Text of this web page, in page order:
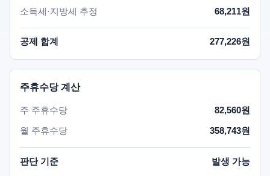
소득세·지방세 추정 68,211원
공제 합계 277,226원
주휴수당 계산
주 주휴수당 82,560원
월 주휴수당 358,743원
판단 기준 발생 가능